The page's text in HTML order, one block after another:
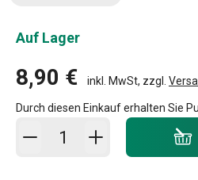
Auf Lager
8,90 € inkl. MwSt, zzgl.
Durch diesen Einkauf erhalten Sie
In den Warenkorb - Menge